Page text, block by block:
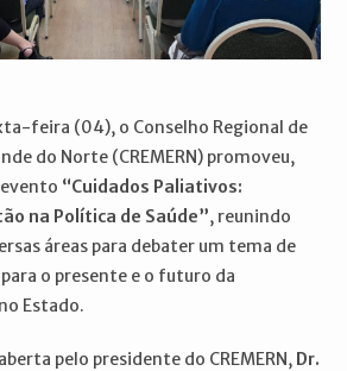
feira (04), o Conselho Regional de
do Norte (CREMERN) promoveu,
“Cuidados Paliativos:
na Política de Saúde”, reunindo
áreas para debater um tema de
o presente e o futuro da
Estado.
pelo presidente do CREMERN, Dr.